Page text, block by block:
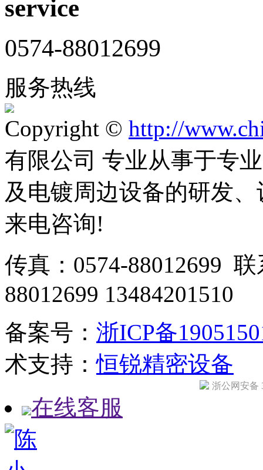
service
0574-88012699
服务热线
Copyright © http://
有限公司 专业从事于专
及电镀周边设备的研发
来电咨询!
传真：0574-88012699
88012699 13484201510
备案号： 浙ICP备
术支持：恒锐精密设备
浙公网安备
在线客服